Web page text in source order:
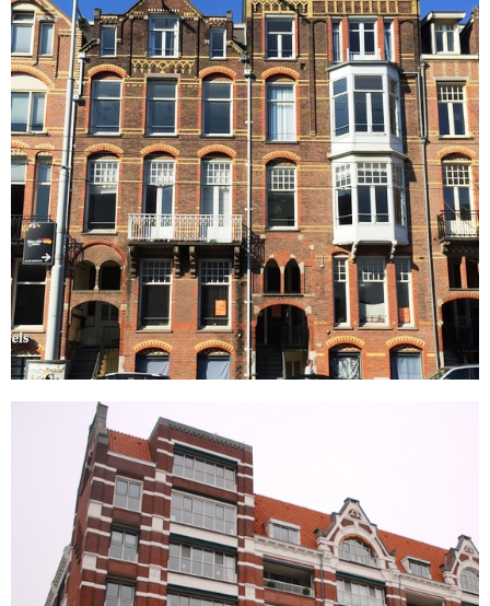
Waterlooplein 3-29 (Saskiahuys)
Amsterdam